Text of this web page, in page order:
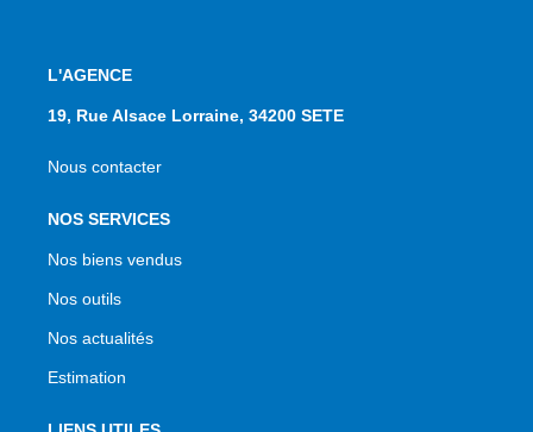
L'AGENCE
19, Rue Alsace Lorraine, 34200 SETE
Nous contacter
NOS SERVICES
Nos biens vendus
Nos outils
Nos actualités
Estimation